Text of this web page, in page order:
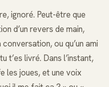
ignoré. Peut-être que
d’un revers de main,
ou qu’un ami
t’es livré. Dans l’instant,
les joues, et une voix